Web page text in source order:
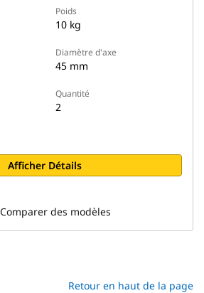
Poids
10 kg
Diamètre d'axe
45 mm
Quantité
2
Afficher Détails
Comparer des modèles
Retour en haut de la page